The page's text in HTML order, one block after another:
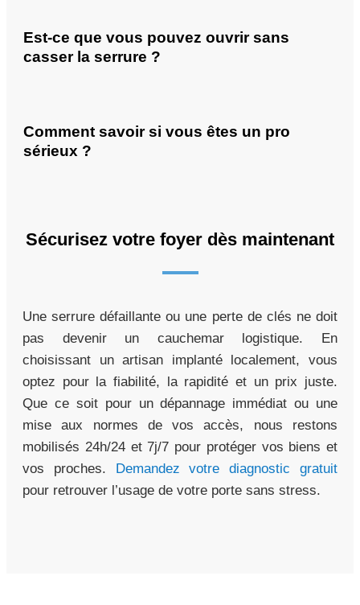
Est-ce que vous pouvez ouvrir sans
casser la serrure ?
Comment savoir si vous êtes un pro
sérieux ?
Sécurisez votre foyer dès maintenant
Une serrure défaillante ou une perte de clés ne doit
pas devenir un cauchemar logistique. En
choisissant un artisan implanté localement, vous
optez pour la fiabilité, la rapidité et un prix juste.
Que ce soit pour un dépannage immédiat ou une
mise aux normes de vos accès, nous restons
mobilisés 24h/24 et 7j/7 pour protéger vos biens et
vos proches. Demandez votre diagnostic gratuit
pour retrouver l’usage de votre porte sans stress.